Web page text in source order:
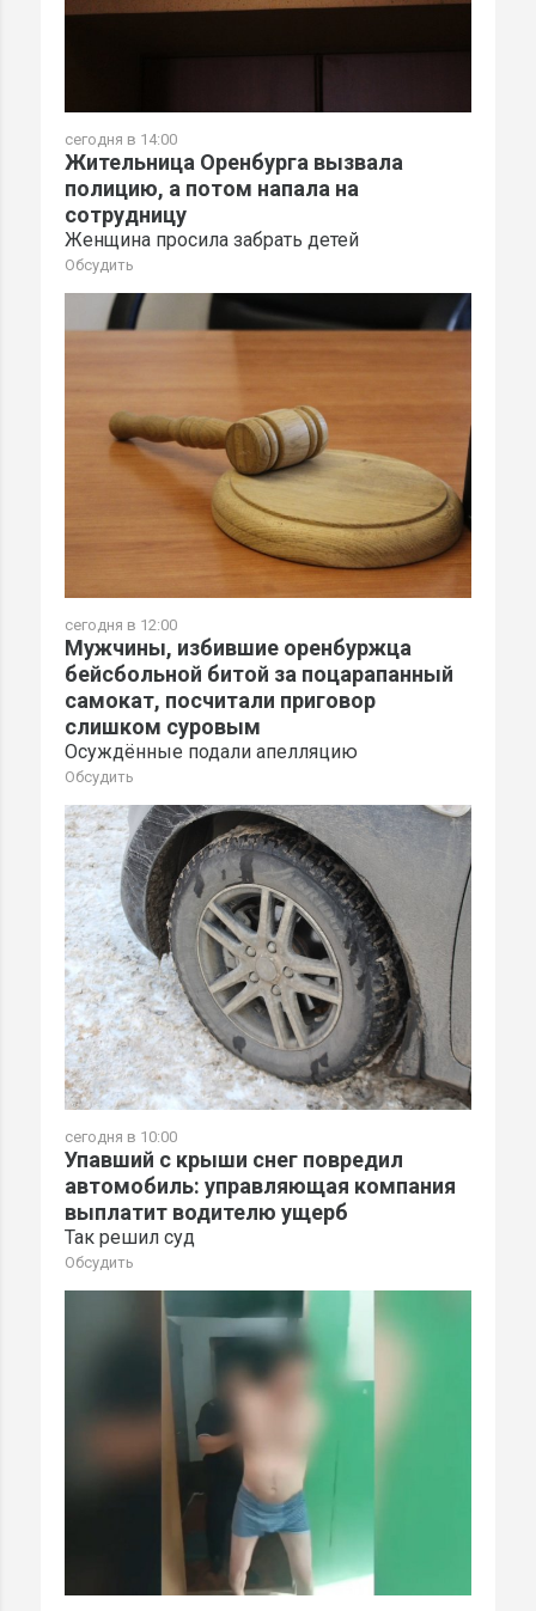
сегодня в 14:00
Жительница Оренбурга вызвала
полицию, а потом напала на
сотрудницу
Женщина просила забрать детей
Обсудить
сегодня в 12:00
Мужчины, избившие оренбуржца
бейсбольной битой за поцарапанный
самокат, посчитали приговор
слишком суровым
Осуждённые подали апелляцию
Обсудить
сегодня в 10:00
Упавший с крыши снег повредил
автомобиль: управляющая компания
выплатит водителю ущерб
Так решил суд
Обсудить